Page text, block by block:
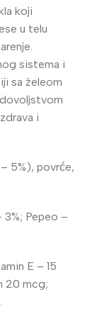
koji
u telu
sistema i
sa želeom
i
5%), povrće,
Pepeo –
E – 15
20 mcg;